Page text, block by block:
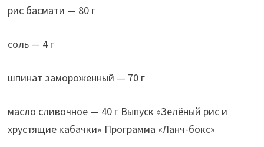
рис басмати — 80 г
соль — 4 г
шпинат замороженный — 70 г
масло сливочное — 40 г Выпуск «Зелёный рис и
хрустящие кабачки» Программа «Ланч-бокс»